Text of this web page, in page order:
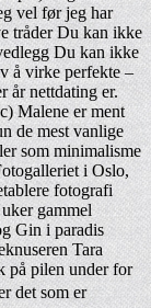
vel før jeg har
tråder Du kan ikke
Du kan ikke
å virke perfekte –
år nettdating er.
Malene er ment
de mest vanlige
som minimalisme
i Oslo,
fotografi
gammel
Gin i paradis
Tara
på pilen under for
det som er